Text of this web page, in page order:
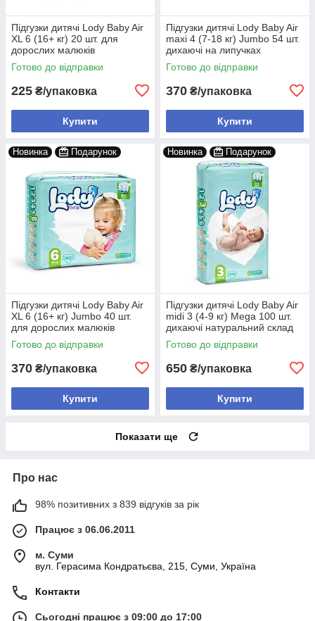
Підгузки дитячі Lody Baby Air
XL 6 (16+ кг) 20 шт. для
дорослих малюків
Готово до відправки
225 ₴/упаковка
Купити
Підгузки дитячі Lody Baby Air
maxi 4 (7-18 кг) Jumbo 54 шт.
дихаючі на липучках
Готово до відправки
370 ₴/упаковка
Купити
Новинка Подарунок
Підгузки дитячі Lody Baby Air
XL 6 (16+ кг) Jumbo 40 шт.
для дорослих малюків
Готово до відправки
370 ₴/упаковка
Купити
Новинка Подарунок
Підгузки дитячі Lody Baby Air
midi 3 (4-9 кг) Mega 100 шт.
дихаючі натуральний склад
велика упаковка
Готово до відправки
650 ₴/упаковка
Купити
Показати ще
Про нас
98% позитивних з 839 відгуків за рік
Працює з 06.06.2011
м. Суми
вул. Герасима Кондратьєва, 215, Суми, Україна
Контакти
Сьогодні працює з 09:00 до 17:00